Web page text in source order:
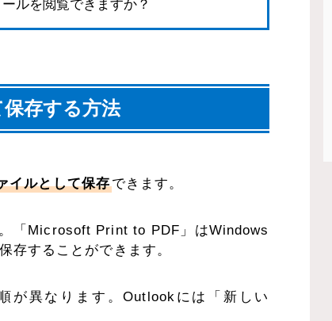
ルを閲覧できますか？
存する方法
イルとして保存できます。
「Microsoft Print to PDF」はWindows
存することができます。
が異なります。Outlookには「新しい